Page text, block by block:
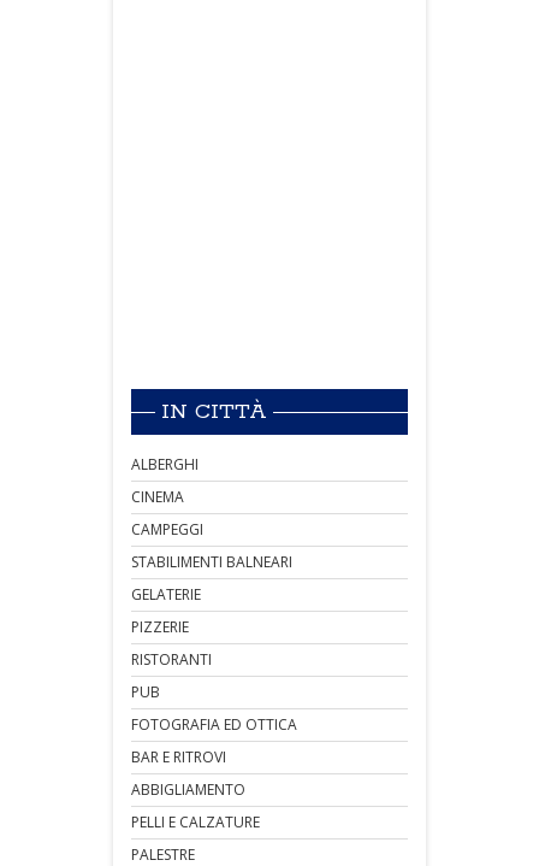
IN CITTÀ
ALBERGHI
CINEMA
CAMPEGGI
STABILIMENTI BALNEARI
GELATERIE
PIZZERIE
RISTORANTI
PUB
FOTOGRAFIA ED OTTICA
BAR E RITROVI
ABBIGLIAMENTO
PELLI E CALZATURE
PALESTRE